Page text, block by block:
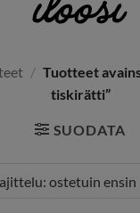
/ Tuotteet
tiskirätti”
SUODATA